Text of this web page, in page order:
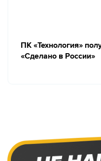
ПК «Технология»
«Сделано в России»